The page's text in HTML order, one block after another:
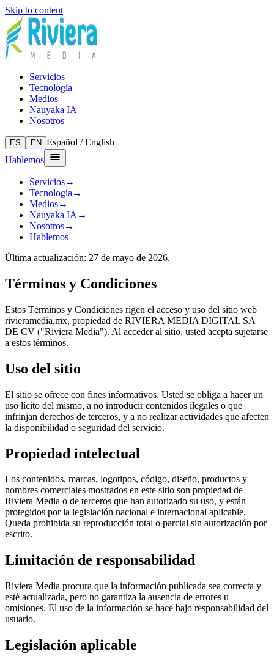
Skip to content
Servicios
Tecnología
Medios
Nauyaka IA
Nosotros
ES EN Español / English
Hablemos
Servicios→
Tecnología →
Medios→
Nauyaka IA →
Nosotros→
Hablemos
Última actualización: 27 de mayo de 2026.
Términos y Condiciones
Estos Términos y Condiciones rigen el acceso y uso del sitio web
rivieramedia.mx, propiedad de RIVIERA MEDIA DIGITAL SA
DE CV ("Riviera Media"). Al acceder al sitio, usted acepta sujetarse
a estos términos.
Uso del sitio
El sitio se ofrece con fines informativos. Usted se obliga a hacer un
uso lícito del mismo, a no introducir contenidos ilegales o que
infrinjan derechos de terceros, y a no realizar actividades que afecten
la disponibilidad o seguridad del servicio.
Propiedad intelectual
Los contenidos, marcas, logotipos, código, diseño, productos y
nombres comerciales mostrados en este sitio son propiedad de
Riviera Media o de terceros que han autorizado su uso, y están
protegidos por la legislación nacional e internacional aplicable.
Queda prohibida su reproducción total o parcial sin autorización por
escrito.
Limitación de responsabilidad
Riviera Media procura que la información publicada sea correcta y
esté actualizada, pero no garantiza la ausencia de errores u
omisiones. El uso de la información se hace bajo responsabilidad del
usuario.
Legislación aplicable